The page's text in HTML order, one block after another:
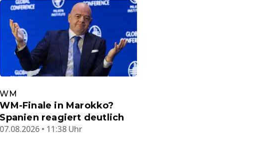
WM
WM-Finale in Marokko?
Spanien reagiert deutlich
07.08.2026 • 11:38 Uhr